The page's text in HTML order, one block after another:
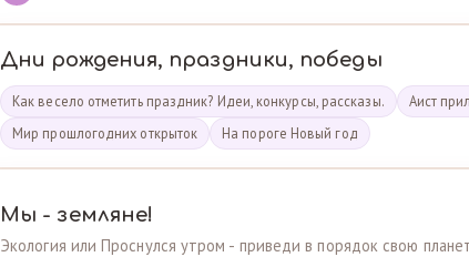
Дни рождения, праздники, победы
Как весело отметить праздник? Идеи, конкурсы, рассказы. Аист
Мир прошлогодних открыток
На пороге Новый год
Мы - земляне!
Экология или Проснулся утром - приведи в порядок свою